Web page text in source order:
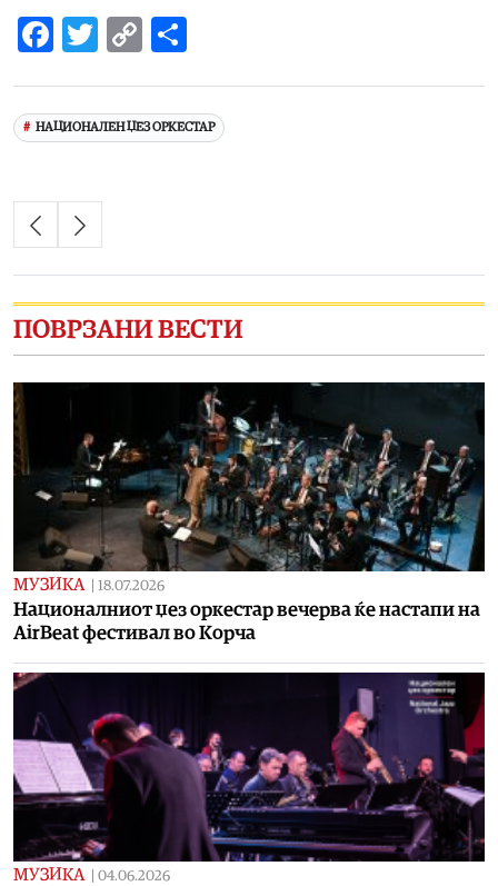
Facebook
Twitter
Copy
НАЦИОНАЛЕН ЏЕЗ ОРКЕСТАР
ПОВРЗАНИ ВЕСТИ
МУЗИКА 18.07.2026
Националниот џез оркестар вечерва ќе настапи на
AirBeat фестивал во Корча
МУЗИКА 04.06.2026